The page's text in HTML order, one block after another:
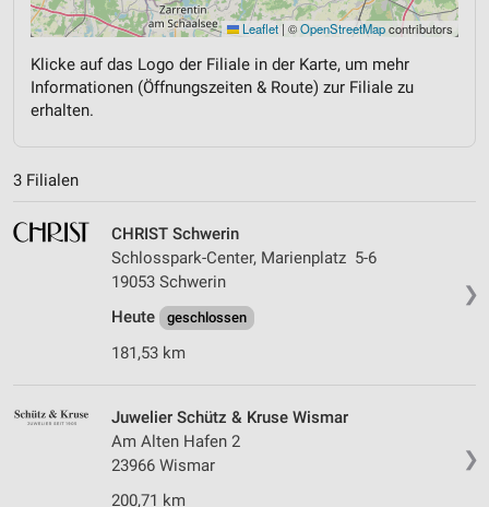
Leaflet | ©OpenStreetMapcontributors
Klicke auf das Logo der Filiale in der Karte, um mehr
Informationen (Öffnungszeiten & Route) zur Filiale zu
erhalten.
3 Filialen
❯
CHRIST Schwerin
Schlosspark-Center, Marienplatz 5-6
19053 Schwerin
Heute
geschlossen
181,53 km
❯
Juwelier Schütz & Kruse Wismar
Am Alten Hafen 2
23966 Wismar
200,71 km